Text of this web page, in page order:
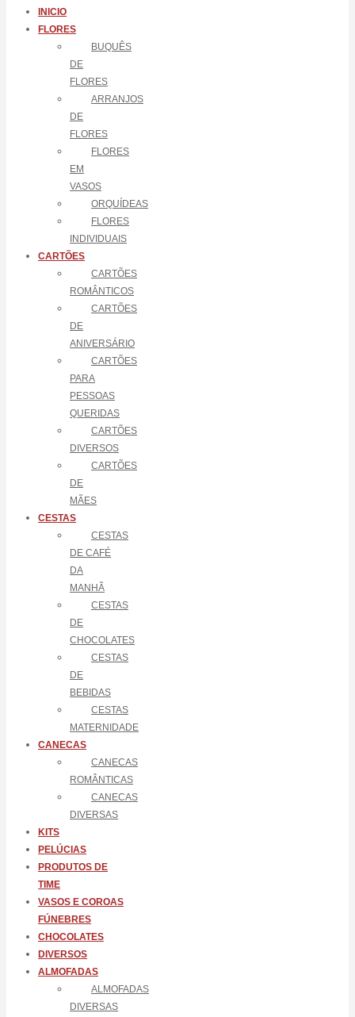
INICIO
FLORES
BUQUÊS
DE
FLORES
ARRANJOS
DE
FLORES
FLORES
EM
VASOS
ORQUÍDEAS
FLORES
INDIVIDUAIS
CARTÕES
CARTÕES
ROMÂNTICOS
CARTÕES
DE
ANIVERSÁRIO
CARTÕES
PARA
PESSOAS
QUERIDAS
CARTÕES
DIVERSOS
CARTÕES
DE
MÃES
CESTAS
CESTAS
DE CAFÉ
DA
MANHÃ
CESTAS
DE
CHOCOLATES
CESTAS
DE
BEBIDAS
CESTAS
MATERNIDADE
CANECAS
CANECAS
ROMÂNTICAS
CANECAS
DIVERSAS
KITS
PELÚCIAS
PRODUTOS DE
TIME
VASOS E COROAS
FÚNEBRES
CHOCOLATES
DIVERSOS
ALMOFADAS
ALMOFADAS
DIVERSAS